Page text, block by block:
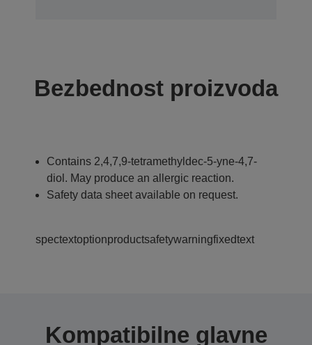
Bezbednost proizvoda
Contains 2,4,7,9-tetramethyldec-5-yne-4,7-
diol. May produce an allergic reaction.
Safety data sheet available on request.
spectextoptionproductsafetywarningfixedtext
Kompatibilne glavne